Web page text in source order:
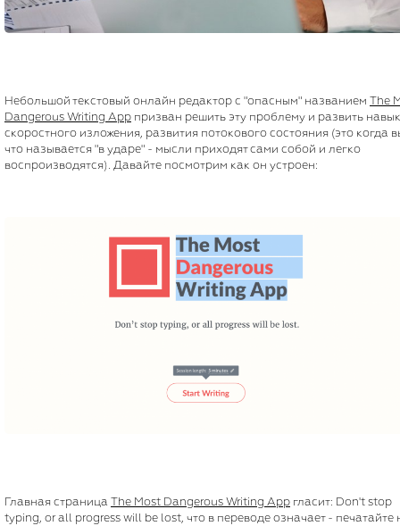
Небольшой текстовый онлайн редактор с "опасным" названием The
Dangerous Writing App призван решить эту проблему и развить навык
скоростного изложения, развития потокового состояния (это когда
что называется "в ударе" - мысли приходят сами собой и легко
воспроизводятся). Давайте посмотрим как он устроен:
Главная страница The Most Dangerous Writing App гласит: Don't stop
typing, or all progress will be lost, что в переводе означает - печатайте